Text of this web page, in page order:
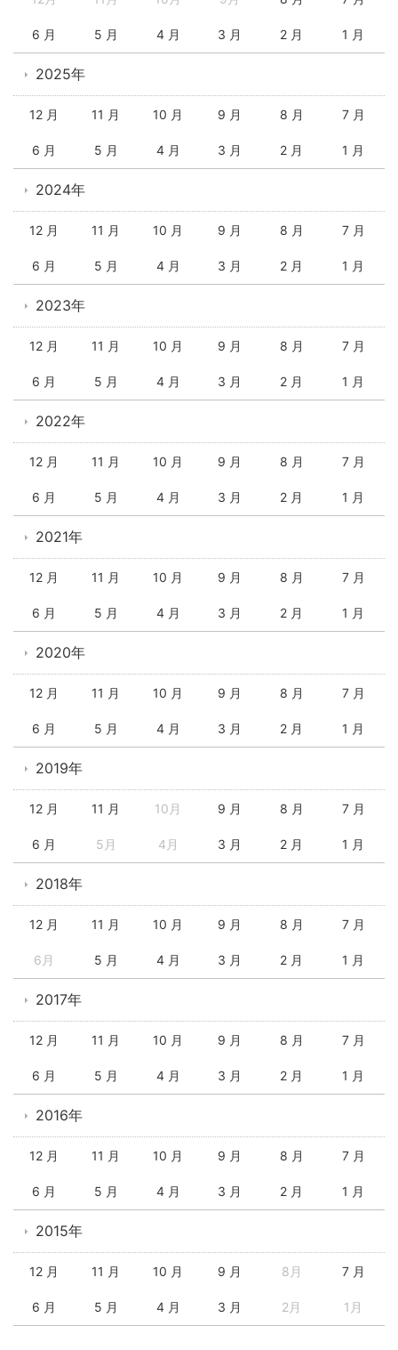
6 月 5 月 4 月 3 月 2 月 1 月
2025年
12 月 11 月 10 月 9 月 8 月 7 月
6 月 5 月 4 月 3 月 2 月 1 月
2024年
12 月 11 月 10 月 9 月 8 月 7 月
6 月 5 月 4 月 3 月 2 月 1 月
2023年
12 月 11 月 10 月 9 月 8 月 7 月
6 月 5 月 4 月 3 月 2 月 1 月
2022年
12 月 11 月 10 月 9 月 8 月 7 月
6 月 5 月 4 月 3 月 2 月 1 月
2021年
12 月 11 月 10 月 9 月 8 月 7 月
6 月 5 月 4 月 3 月 2 月 1 月
2020年
12 月 11 月 10 月 9 月 8 月 7 月
6 月 5 月 4 月 3 月 2 月 1 月
2019年
12 月 11 月 10月 9 月 8 月 7 月
6 月 5月 4月 3 月 2 月 1 月
2018年
12 月 11 月 10 月 9 月 8 月 7 月
6月 5 月 4 月 3 月 2 月 1 月
2017年
12 月 11 月 10 月 9 月 8 月 7 月
6 月 5 月 4 月 3 月 2 月 1 月
2016年
12 月 11 月 10 月 9 月 8 月 7 月
6 月 5 月 4 月 3 月 2 月 1 月
2015年
12 月 11 月 10 月 9 月 8月 7 月
6 月 5 月 4 月 3 月 2月 1月